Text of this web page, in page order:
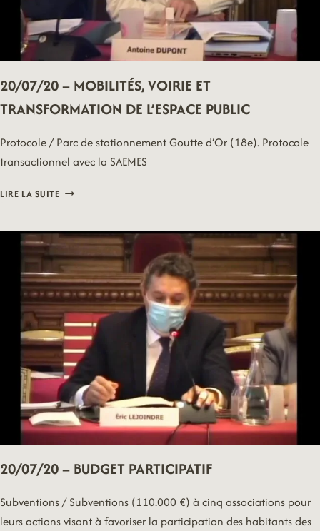
20/07/20 – MOBILITÉS, VOIRIE ET
TRANSFORMATION DE L’ESPACE PUBLIC
Protocole / Parc de stationnement Goutte d’Or (18e). Protocole
transactionnel avec la SAEMES
LIRE LA SUITE20/07/20
VOIRIE
TRANSFORMATION
DE
L’ESPACE
PUBLIC
20/07/20 – BUDGET PARTICIPATIF
Subventions / Subventions (110.000 €) à cinq associations pour
leurs actions visant à favoriser la participation des habitants des